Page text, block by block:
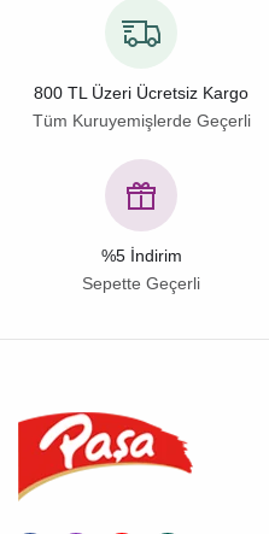
800 TL Üzeri Ücretsiz Kargo
Tüm Kuruyemişlerde Geçerli
%5 İndirim
Sepette Geçerli